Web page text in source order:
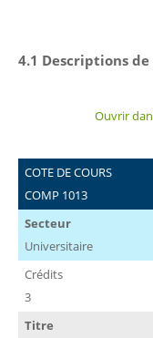
4.1 Descriptions de
Ouvrir
COTE DE COURS
COMP 1013
Secteur
Universitaire
Crédits
3
Titre